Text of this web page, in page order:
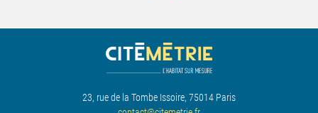
23, rue de la Tombe Issoire, 75014 Paris